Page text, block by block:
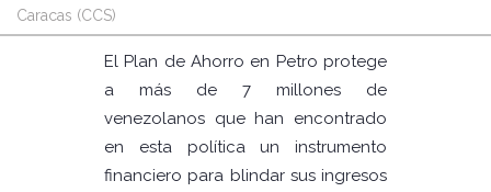
Caracas (CCS)
El Plan de Ahorro en Petro protege
a más de 7 millones de
venezolanos que han encontrado
en esta política un instrumento
financiero para blindar sus ingresos